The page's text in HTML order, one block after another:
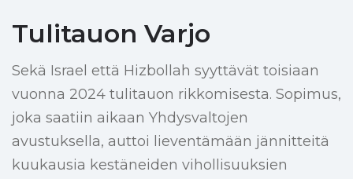
Tulitauon Varjo
Sekä Israel että Hizbollah syyttävät toisiaan
vuonna 2024 tulitauon rikkomisesta. Sopimus,
joka saatiin aikaan Yhdysvaltojen
avustuksella, auttoi lieventämään jännitteitä
kuukausia kestäneiden vihollisuuksien